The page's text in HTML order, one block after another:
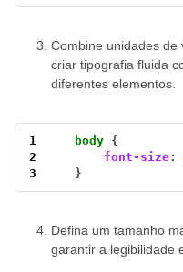
Combine unidades de
criar tipografia fluida
diferentes elementos.
1 body
2
font-size:
3
    }
Defina um tamanho
garantir a legibilidade